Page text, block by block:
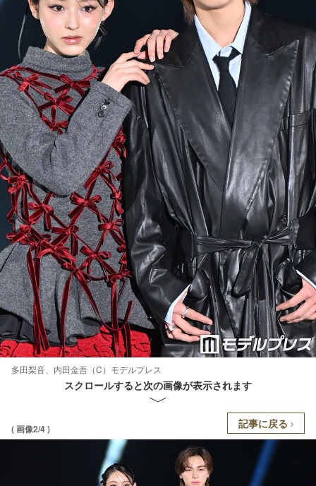
多田梨音、内田金吾（C）モデルプレス
スクロールすると次の画像が表示されます
( 画像2/4 ) 記事に戻る